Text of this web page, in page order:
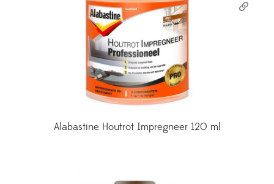
Alabastine Houtrot Impregneer 120 ml